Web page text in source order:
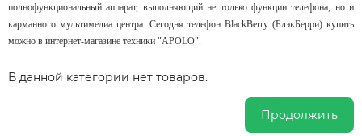
полнофункциональный аппарат, выполняющий не только функции телефона, но и
карманного мультимедиа центра. Сегодня телефон BlackBerry (БлэкБерри) купить
можно в интернет-магазине техники "APOLO".
В данной категории нет товаров.
Продолжить